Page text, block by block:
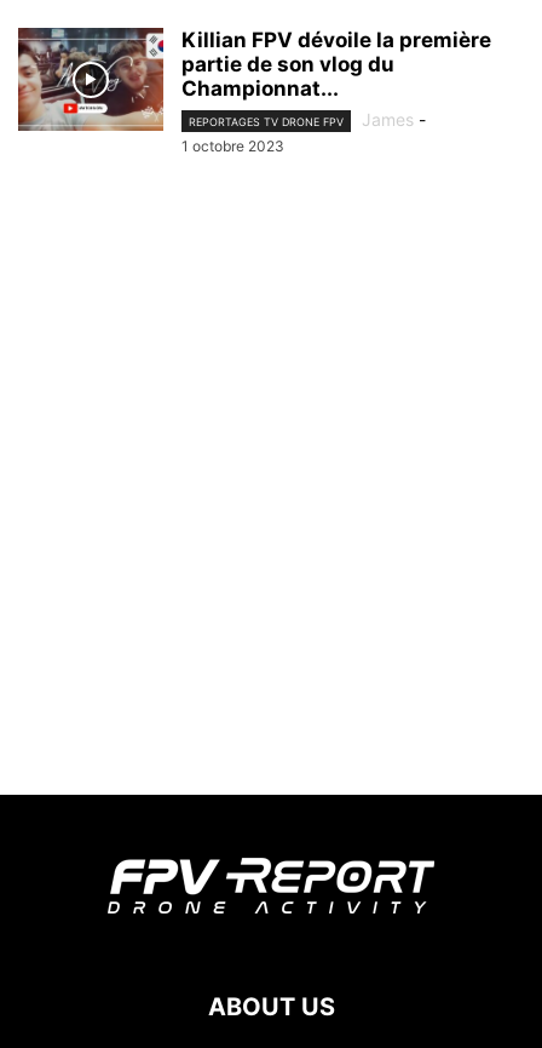
Killian FPV dévoile la première
partie de son vlog du
Championnat...
REPORTAGES TV DRONE FPV James -
1 octobre 2023
ABOUT US